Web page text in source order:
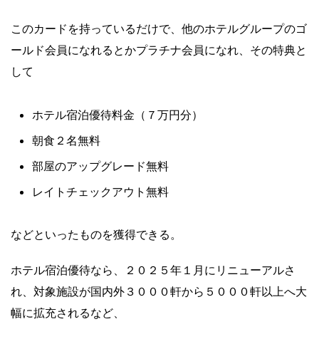
このカードを持っているだけで、他のホテルグループのゴ
ールド会員になれるとかプラチナ会員になれ、その特典と
して
ホテル宿泊優待料金（７万円分）
朝食２名無料
部屋のアップグレード無料
レイトチェックアウト無料
などといったものを獲得できる。
ホテル宿泊優待なら、２０２５年１月にリニューアルさ
れ、対象施設が国内外３０００軒から５０００軒以上へ大
幅に拡充されるなど、